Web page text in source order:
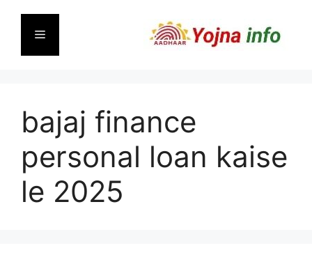
content
Menu
bajaj finance
personal loan kaise
le 2025